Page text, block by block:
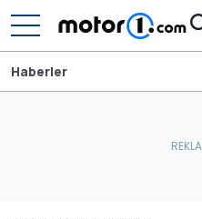
Haberler